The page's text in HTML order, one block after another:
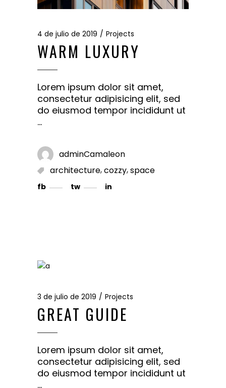
4 de julio de 2019 Projects
WARM LUXURY
Lorem ipsum dolor sit amet,
consectetur adipisicing elit, sed
do eiusmod tempor incididunt ut
adminCamaleon
architecture,cozzy,space
fb tw in
3 de julio de 2019 Projects
GREAT GUIDE
Lorem ipsum dolor sit amet,
consectetur adipisicing elit, sed
do eiusmod tempor incididunt ut